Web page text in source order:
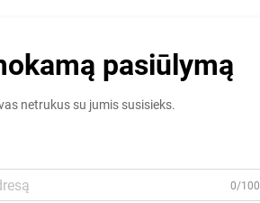
pasiūlymą
netrukus su jumis susisieks.
0/100